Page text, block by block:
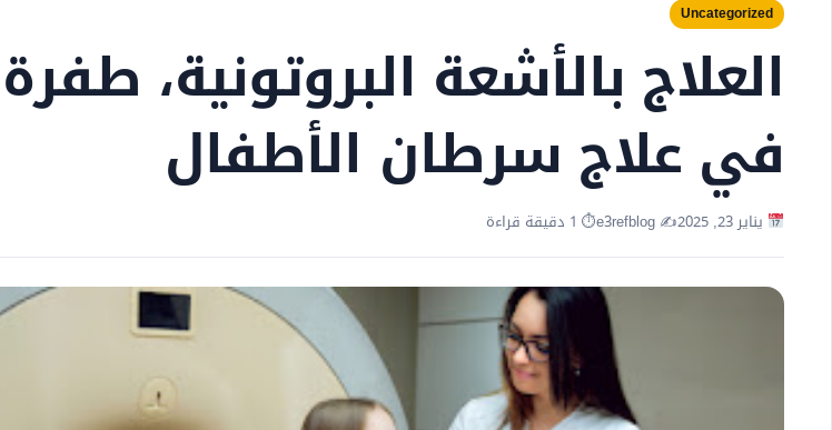
Uncategorized
العلاج بالأشعة البروتونية، طفرة
في علاج سرطان الأطفال
يناير 23, 2025 ✍️ e3refblog ⏱ 1 دقيقة قراءة